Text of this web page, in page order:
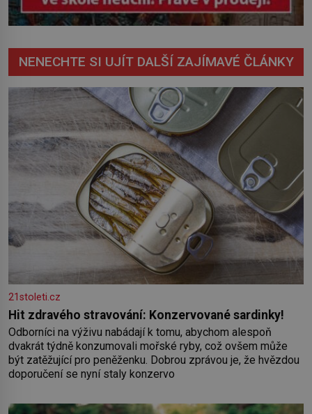
NENECHTE SI UJÍT DALŠÍ ZAJÍMAVÉ ČLÁNKY
21stoleti.cz
Hit zdravého stravování: Konzervované sardinky!
Odborníci na výživu nabádají k tomu, abychom alespoň
dvakrát týdně konzumovali mořské ryby, což ovšem může
být zatěžující pro peněženku. Dobrou zprávou je, že hvězdou
doporučení se nyní staly konzervo